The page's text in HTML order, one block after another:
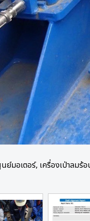
ย์มอเตอร์, เครื่องเป่าลมร้